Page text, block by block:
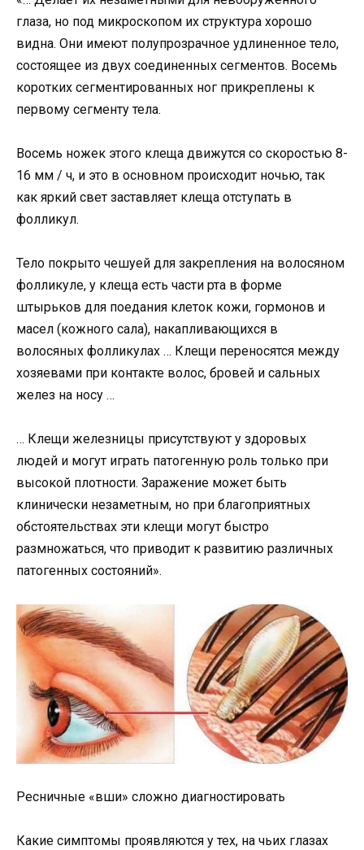
глаза, но под микроскопом их структура хорошо
видна. Они имеют полупрозрачное удлиненное тело,
состоящее из двух соединенных сегментов. Восемь
коротких сегментированных ног прикреплены к
первому сегменту тела.
Восемь ножек этого клеща движутся со скоростью 8-
16 мм / ч, и это в основном происходит ночью, так
как яркий свет заставляет клеща отступать в
фолликул.
Тело покрыто чешуей для закрепления на волосяном
фолликуле, у клеща есть части рта в форме
штырьков для поедания клеток кожи, гормонов и
масел (кожного сала), накапливающихся в
волосяных фолликулах … Клещи переносятся между
хозяевами при контакте волос, бровей и сальных
желез на носу …
… Клещи железницы присутствуют у здоровых
людей и могут играть патогенную роль только при
высокой плотности. Заражение может быть
клинически незаметным, но при благоприятных
обстоятельствах эти клещи могут быстро
размножаться, что приводит к развитию различных
патогенных состояний».
Ресничные «вши» сложно диагностировать
Какие симптомы проявляются у тех, на чьих глазах